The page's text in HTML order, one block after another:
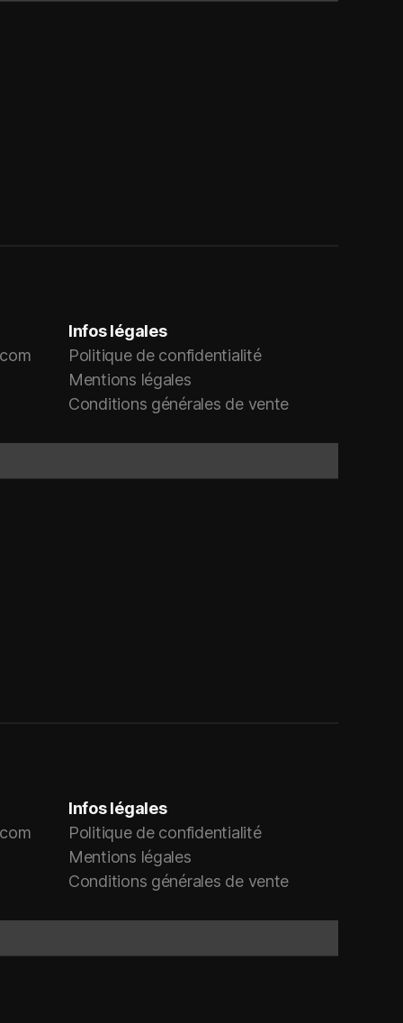
Infos légales
Politique de confidentialité
Mentions légales
Conditions générales de vente
Infos légales
Politique de confidentialité
Mentions légales
Conditions générales de vente